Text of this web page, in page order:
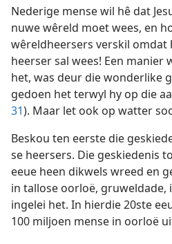
Nederige mense wil hê dat
nuwe wêreld moet wees, en
wêreldheersers verskil omdat
heerser sal wees! Een manier
het, was deur die wonderlike
gedoen het terwyl hy op die
31). Maar let ook op watter
Beskou ten eerste die
se heersers. Die geskiedenis
eeue heen dikwels wreed en
in tallose oorloë, gruweldade,
ingelei het. In hierdie 20ste
100 miljoen mense in oorloë